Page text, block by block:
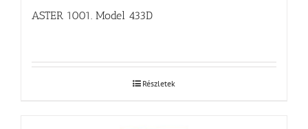
ASTER 1001. Model 433D
Részletek